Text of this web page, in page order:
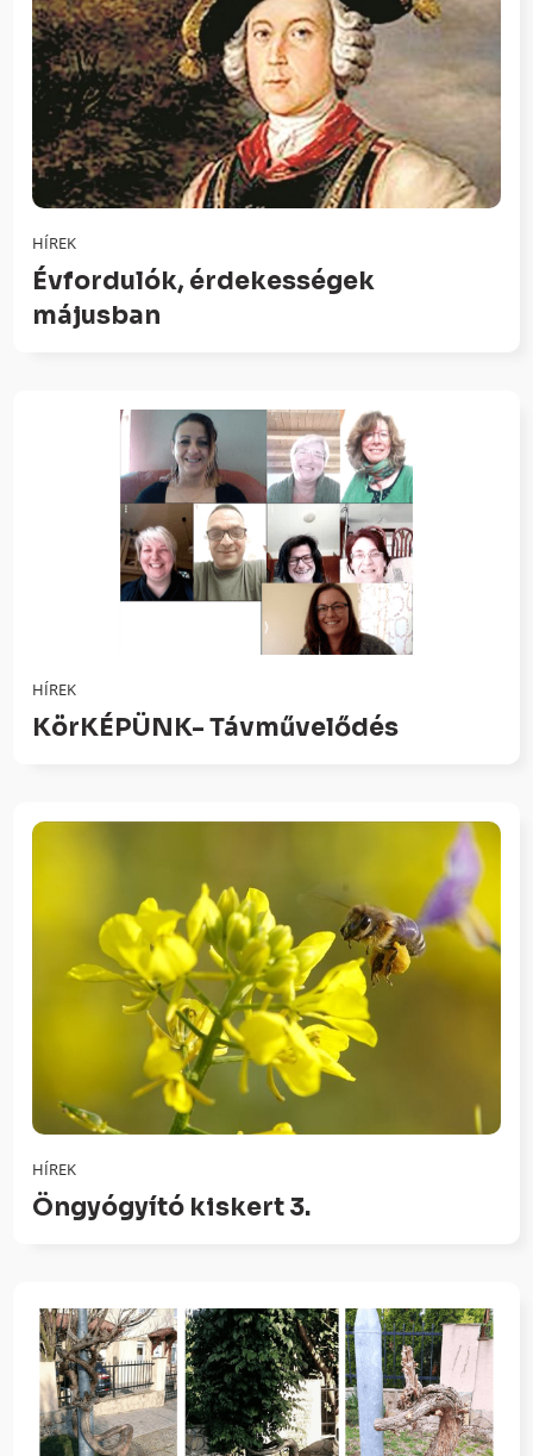
HÍREK
Évfordulók, érdekességek
májusban
HÍREK
KörKÉPÜNK- Távművelődés
HÍREK
Öngyógyító kiskert 3.